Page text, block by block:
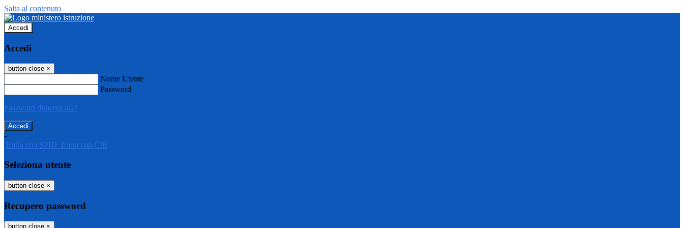
Salta al contenuto
Accedi
Accedi
button close ×
Nome Utente
Password
Password dimenticata?
-
Entra con SPID Entra con CIE
Seleziona utente
button close ×
Recupero password
button close ×